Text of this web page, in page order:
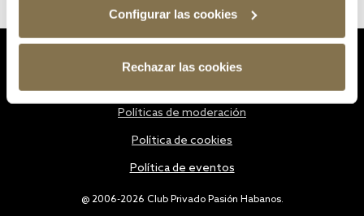
Configurar las cookies
Rechazar las cookies
@ 2006-2026 Club Privado Pasión Habanos.
Políticas de moderación
Política de cookies
Política de eventos